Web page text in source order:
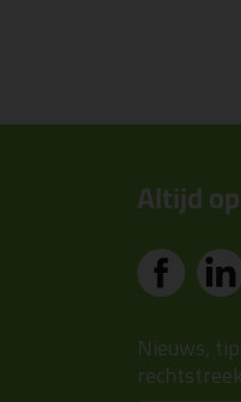
Altijd
Nieuws,